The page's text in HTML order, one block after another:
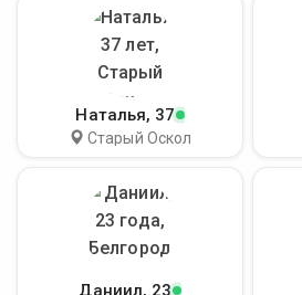
Наталья, 37
Старый Оскол
Даниил, 23